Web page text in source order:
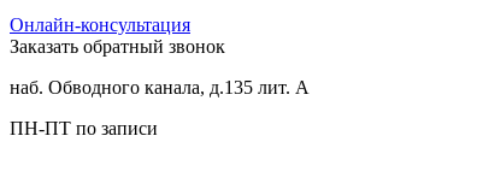
Онлайн-консультация
Заказать обратный звонок
наб. Обводного канала, д.135 лит. А
ПН-ПТ по записи